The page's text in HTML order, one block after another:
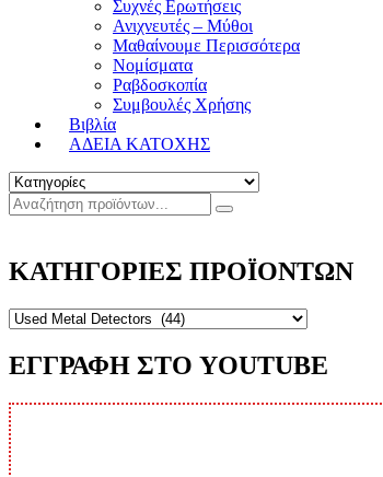
Συχνές Ερωτήσεις
Ανιχνευτές – Μύθοι
Μαθαίνουμε Περισσότερα
Νομίσματα
Ραβδοσκοπία
Συμβουλές Χρήσης
Βιβλία
ΑΔΕΙΑ ΚΑΤΟΧΗΣ
ΚΑΤΗΓΟΡΙΕΣ ΠΡΟΪΟΝΤΩΝ
ΕΓΓΡΑΦΗ ΣΤΟ YOUTUBE